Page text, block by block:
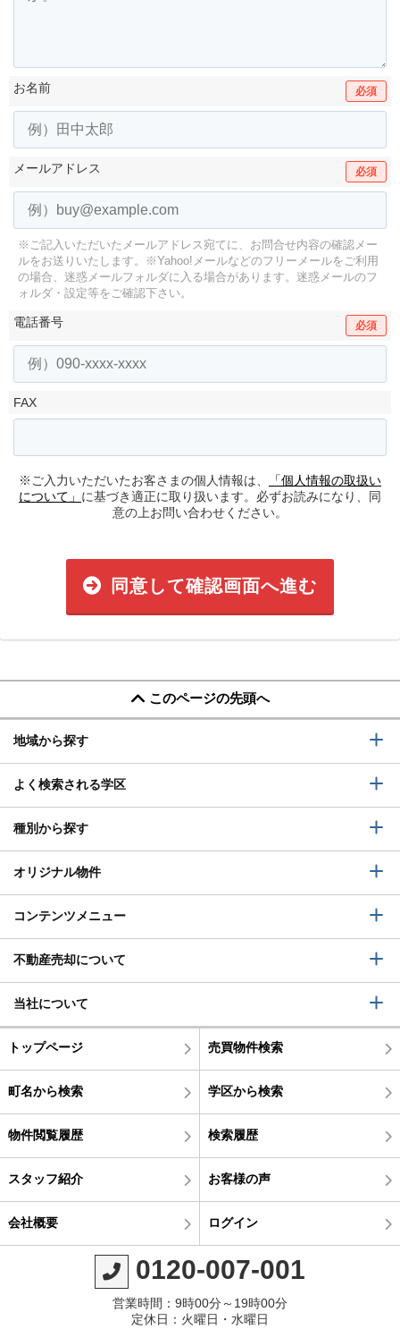
お名前 必須
メールアドレス 必須
※ご記入いただいたメールアドレス宛てに、お問合せ内容の確認メー
ルをお送りいたします。
※Yahoo!メールなどのフリーメールをご利用
の場合、迷惑メールフォルダに入る場合があります。 迷惑メールのフ
ォルダ・設定等をご確認下さい。
電話番号 必須
FAX
※ご入力いただいたお客さまの個人情報は、
「個人情報の取扱い
について」 に基づき適正に取り扱います。必ずお読みになり、同
意の上お問い合わせください。
同意して確認画面へ進む
このページの先頭へ
地域から探す
よく検索される学区
種別から探す
オリジナル物件
コンテンツメニュー
不動産売却について
当社について
トップページ 売買物件検索
町名から検索 学区から検索
物件閲覧履歴 検索履歴
スタッフ紹介 お客様の声
会社概要 ログイン
0120-007-001
営業時間：9時00分～19時00分
定休日：火曜日・水曜日